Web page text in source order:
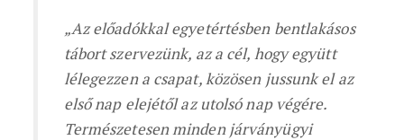
„Az előadókkal egyetértésben bentlakásos
tábort szervezünk, az a cél, hogy együtt
lélegezzen a csapat, közösen jussunk el az
első nap elejétől az utolsó nap végére.
Természetesen minden járványügyi